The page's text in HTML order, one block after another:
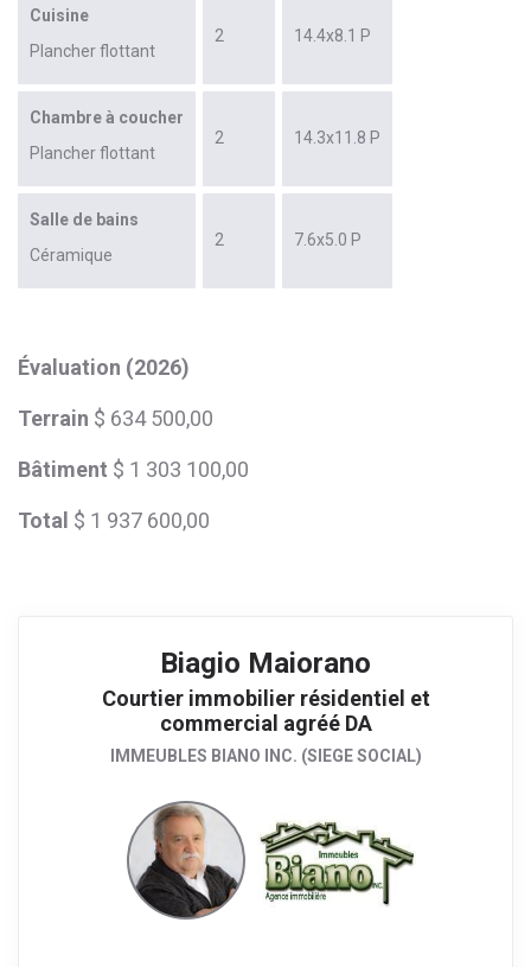
Cuisine
Plancher flottant
2 14.4x8.1 P
Chambre à coucher
Plancher flottant
2 14.3x11.8 P
Salle de bains
Céramique
2 7.6x5.0 P
Évaluation (2026)
Terrain $ 634 500,00
Bâtiment $ 1 303 100,00
Total $ 1 937 600,00
Biagio Maiorano
Courtier immobilier résidentiel et
commercial agréé DA
IMMEUBLES BIANO INC. (SIEGE SOCIAL)